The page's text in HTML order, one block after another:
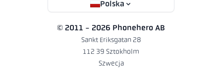
Polska
© 2011 - 2026 Phonehero AB
Sankt Eriksgatan 28
112 39 Sztokholm
Szwecja